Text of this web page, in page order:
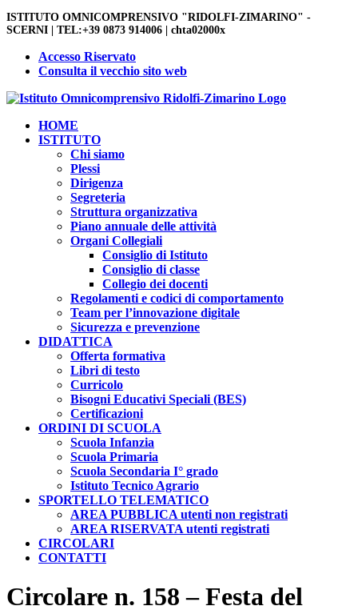
ISTITUTO OMNICOMPRENSIVO "RIDOLFI-ZIMARINO" -
SCERNI | TEL:+39 0873 914006 | chta02000x
Accesso Riservato
Consulta il vecchio sito web
HOME
ISTITUTO
Chi siamo
Plessi
Dirigenza
Segreteria
Struttura organizzativa
Piano annuale delle attività
Organi Collegiali
Consiglio di Istituto
Consiglio di classe
Collegio dei docenti
Regolamenti e codici di comportamento
Team per l’innovazione digitale
Sicurezza e prevenzione
DIDATTICA
Offerta formativa
Libri di testo
Curricolo
Bisogni Educativi Speciali (BES)
Certificazioni
ORDINI DI SCUOLA
Scuola Infanzia
Scuola Primaria
Scuola Secondaria I° grado
Istituto Tecnico Agrario
SPORTELLO TELEMATICO
AREA PUBBLICA utenti non registrati
AREA RISERVATA utenti registrati
CIRCOLARI
CONTATTI
Circolare n. 158 – Festa del